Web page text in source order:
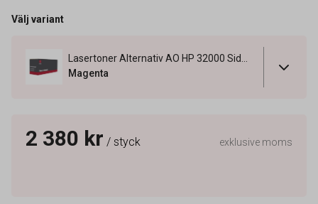
Välj variant
Magenta
2 380 kr / styck exklusive moms